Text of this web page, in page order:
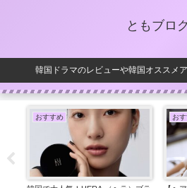
ともブロ
韓国ドラマのレビューや韓国オススメ
おすすめ お